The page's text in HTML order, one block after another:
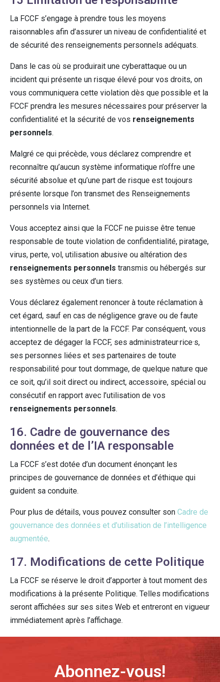
La FCCF s’engage à prendre tous les moyens
raisonnables afin d’assurer un niveau de confidentialité et
de sécurité des renseignements personnels adéquats.
Dans le cas où se produirait une cyberattaque ou un
incident qui présente un risque élevé pour vos droits, on
vous communiquera cette violation dès que possible et la
FCCF prendra les mesures nécessaires pour préserver la
confidentialité et la sécurité de vos renseignements
personnels.
Malgré ce qui précède, vous déclarez comprendre et
reconnaître qu’aucun système informatique n’offre une
sécurité absolue et qu’une part de risque est toujours
présente lorsque l’on transmet des Renseignements
personnels via Internet.
Vous acceptez ainsi que la FCCF ne puisse être tenue
responsable de toute violation de confidentialité, piratage,
virus, perte, vol, utilisation abusive ou altération des
renseignements personnels transmis ou hébergés sur
ses systèmes ou ceux d’un tiers.
Vous déclarez également renoncer à toute réclamation à
cet égard, sauf en cas de négligence grave ou de faute
intentionnelle de la part de la FCCF. Par conséquent, vous
acceptez de dégager la FCCF, ses administrateur·rice·s,
ses personnes liées et ses partenaires de toute
responsabilité pour tout dommage, de quelque nature que
ce soit, qu’il soit direct ou indirect, accessoire, spécial ou
consécutif en rapport avec l’utilisation de vos
renseignements personnels.
16. Cadre de gouvernance des
données et de l’IA responsable
La FCCF s’est dotée d’un document énonçant les
principes de gouvernance de données et d’éthique qui
guident sa conduite.
Pour plus de détails, vous pouvez consulter son Cadre de
gouvernance des données et d’utilisation de l’intelligence
augmentée.
17. Modifications de cette Politique
La FCCF se réserve le droit d’apporter à tout moment des
modifications à la présente Politique. Telles modifications
seront affichées sur ses sites Web et entreront en vigueur
immédiatement après l’affichage.
Abonnez-vous!